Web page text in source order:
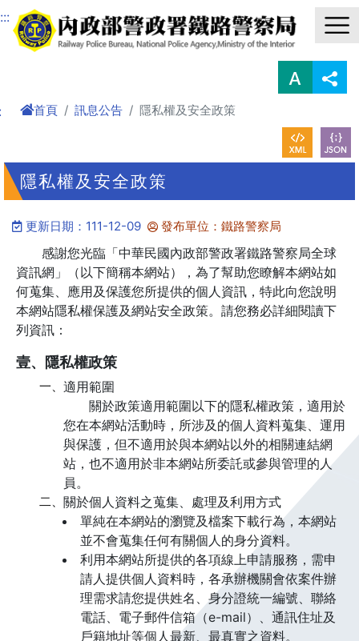
進入內容區塊
:::
首頁 訊息公告 隱私權及安全政策
隱私權及安全政策
更新日期：111-12-09 發布單位：鐵路警察局
感謝您光臨「中華民國內政部警政署鐵路警察局全球
資訊網」（以下簡稱本網站），為了幫助您瞭解本網站如
何蒐集、應用及保護您所提供的個人資訊，特此向您說明
本網站隱私權保護及網站安全政策。請您務必詳細閱讀下
列資訊：
壹、隱私權政策
一、 適用範圍
關於政策適用範圍以下的隱私權政策，適用於
您在本網站活動時，所涉及的個人資料蒐集、運用
與保護，但不適用於與本網站以外的相關連結網
站，也不適用於非本網站所委託或參與管理的人
員。
二、 關於個人資料之蒐集、處理及利用方式
單純在本網站的瀏覽及檔案下載行為，本網站
並不會蒐集任何有關個人的身分資料。
利用本網站所提供的各項線上申請服務，需申
請人提供個人資料時，各承辦機關會依案件辦
理需求請您提供姓名、身分證統一編號、聯絡
電話、電子郵件信箱（e-mail）、通訊住址及
戶籍地址等個人最新、最真實之資料。